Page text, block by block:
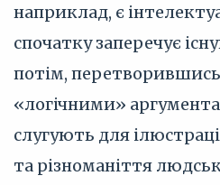
наприклад, є
спочатку заперечує
потім,
«логічними»
слугують для
та різноманіття